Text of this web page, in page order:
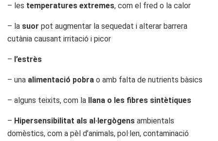
– les temperatures extremes, com el fred o la calor
– la suor pot augmentar la sequedat i alterar barrera
cutània causant irritació i picor
– l’estrès
– una alimentació pobra o amb falta de nutrients bàsics
– alguns teixits, com la llana o les fibres sintètiques
– Hipersensibilitat als al·lergògens ambientals
domèstics, com a pèl d’animals, pol·len, contaminació